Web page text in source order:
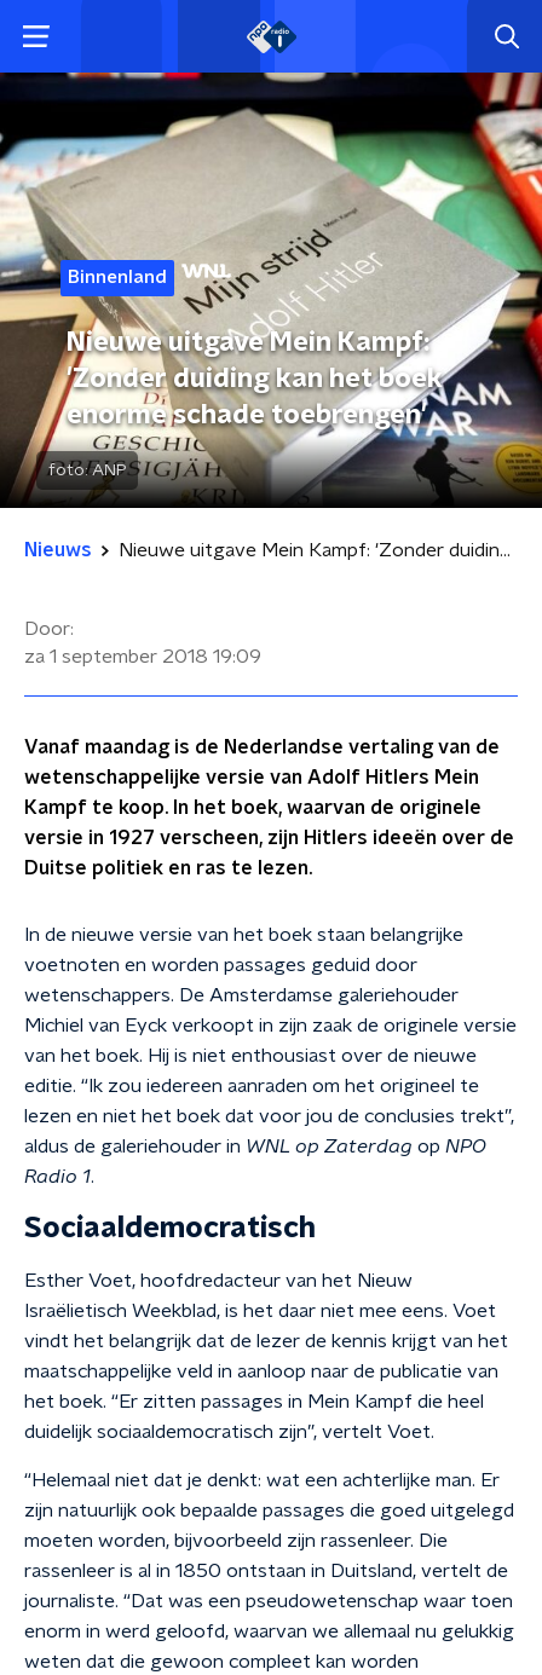
Binnenland
Nieuwe uitgave Mein Kampf:
'Zonder duiding kan het boek
enorme schade toebrengen'
foto:ANP
Nieuws Nieuwe uitgave Mein Kampf: 'Zonder duiding kan het boek enorme schade toebrengen'
Door:
za 1 september 2018 19:09
Vanaf maandag is de Nederlandse vertaling van de
wetenschappelijke versie van Adolf Hitlers Mein
Kampf te koop. In het boek, waarvan de originele
versie in 1927 verscheen, zijn Hitlers ideeën over de
Duitse politiek en ras te lezen.
In de nieuwe versie van het boek staan belangrijke
voetnoten en worden passages geduid door
wetenschappers. De Amsterdamse galeriehouder
Michiel van Eyck verkoopt in zijn zaak de originele versie
van het boek. Hij is niet enthousiast over de nieuwe
editie. “Ik zou iedereen aanraden om het origineel te
lezen en niet het boek dat voor jou de conclusies trekt”,
aldus de galeriehouder in WNL op Zaterdag op NPO
Radio 1.
Sociaaldemocratisch
Esther Voet, hoofdredacteur van het Nieuw
Israëlietisch Weekblad, is het daar niet mee eens. Voet
vindt het belangrijk dat de lezer de kennis krijgt van het
maatschappelijke veld in aanloop naar de publicatie van
het boek. “Er zitten passages in Mein Kampf die heel
duidelijk sociaaldemocratisch zijn”, vertelt Voet.
“Helemaal niet dat je denkt: wat een achterlijke man. Er
zijn natuurlijk ook bepaalde passages die goed uitgelegd
moeten worden, bijvoorbeeld zijn rassenleer. Die
rassenleer is al in 1850 ontstaan in Duitsland, vertelt de
journaliste. “Dat was een pseudowetenschap waar toen
enorm in werd geloofd, waarvan we allemaal nu gelukkig
weten dat die gewoon compleet kan worden